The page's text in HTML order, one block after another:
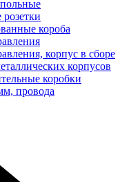
короба
корпус в сборе
корпусов
коробки
провода